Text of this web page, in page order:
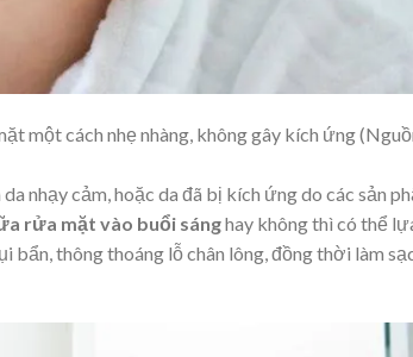
một cách nhẹ nhàng, không gây kích ứng
nhạy cảm, hoặc da đã bị kích ứng do các sản
rửa mặt vào buổi sánghay không thì có thể
bẩn, thông thoáng lỗ chân lông, đồng thời làm